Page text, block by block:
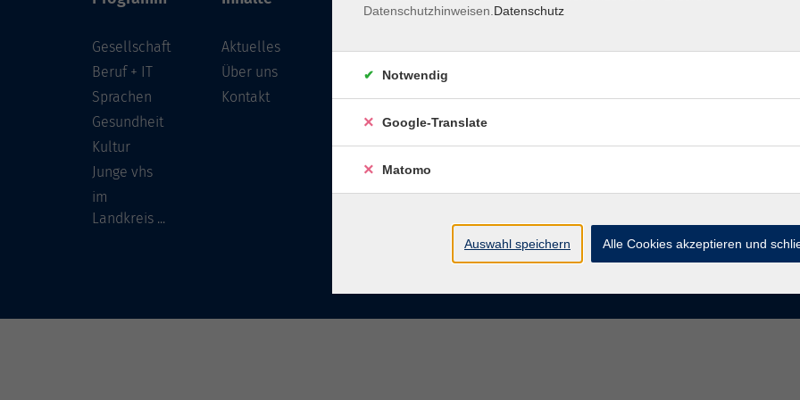
Gesellschaft
Beruf + IT
Sprachen
Gesundheit
Kultur
Junge vhs
im
Landkreis ...
Aktuelles
Über uns
Kontakt
96450 Coburg
info@vhs-coburg.de
Tel: 09561 8825-0
Datenschutzhinweisen. Datenschutz
Notwendig
Google-Translate
Matomo
Auswahl speichern Alle Cookies akzeptieren und